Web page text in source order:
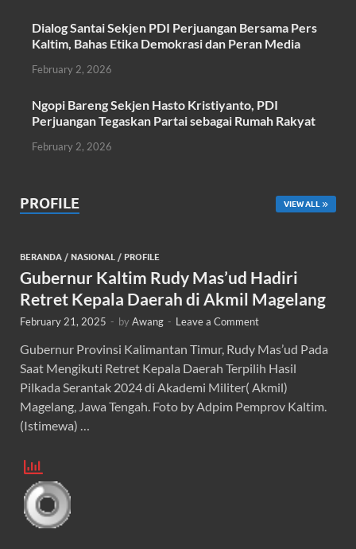
Dialog Santai Sekjen PDI Perjuangan Bersama Pers
Kaltim, Bahas Etika Demokrasi dan Peran Media
February 2, 2026
Ngopi Bareng Sekjen Hasto Kristiyanto, PDI
Perjuangan Tegaskan Partai sebagai Rumah Rakyat
February 2, 2026
PROFILE VIEW ALL
BERANDA / NASIONAL / PROFILE
Gubernur Kaltim Rudy Mas’ud Hadiri
Retret Kepala Daerah di Akmil Magelang
February 21, 2025 - byAwang - Leave a Comment
Gubernur Provinsi Kalimantan Timur, Rudy Mas’ud Pada
Saat Mengikuti Retret Kepala Daerah Terpilih Hasil
Pilkada Serantak 2024 di Akademi Militer( Akmil)
Magelang, Jawa Tengah. Foto by Adpim Pemprov Kaltim.
(Istimewa) …